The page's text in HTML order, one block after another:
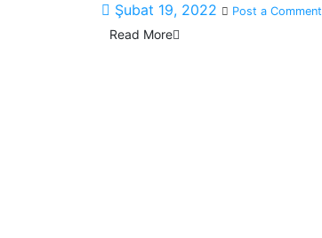
Şubat 19, 2022
Post a Comment
Read More